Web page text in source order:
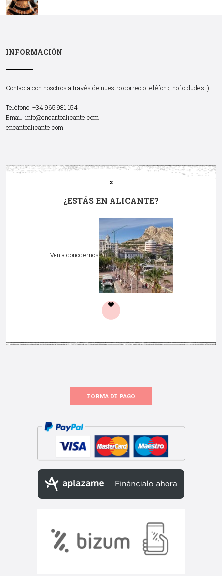
INFORMACIÓN
Contacta con nosotros a través de nuestro correo o teléfono, no lo dudes :)
Teléfono: +34 965 981 154
Email: info@encantoalicante.com
encantoalicante.com
¿ESTÁS EN ALICANTE?
Ven a conocernos
FORMA DE PAGO